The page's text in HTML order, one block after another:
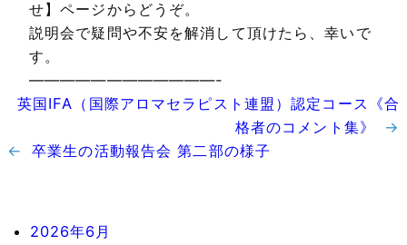
せ】ページからどうぞ。
説明会で疑問や不安を解消して頂けたら、幸いで
す。
————————————-
英国IFA（国際アロマセラピスト連盟）認定コース《合
格者のコメント集》
→
←
卒業生の活動報告会 第二部の様子
2026年6月